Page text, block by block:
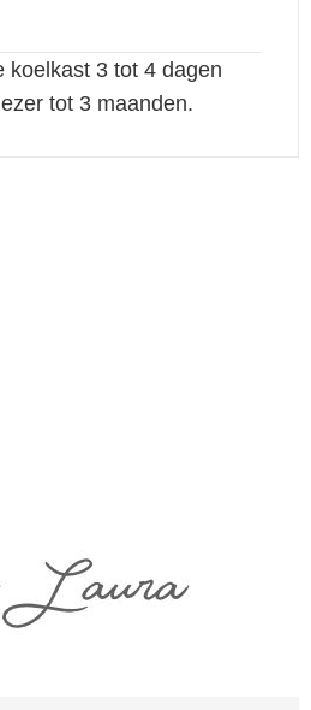
koelkast 3 tot 4 dagen
tot 3 maanden.